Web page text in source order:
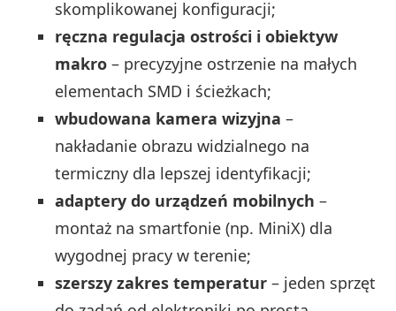
skomplikowanej konfiguracji;
ręczna regulacja ostrości i obiektyw
makro – precyzyjne ostrzenie na małych
elementach SMD i ścieżkach;
wbudowana kamera wizyjna –
nakładanie obrazu widzialnego na
termiczny dla lepszej identyfikacji;
adaptery do urządzeń mobilnych –
montaż na smartfonie (np. MiniX) dla
wygodnej pracy w terenie;
szerszy zakres temperatur – jeden sprzęt